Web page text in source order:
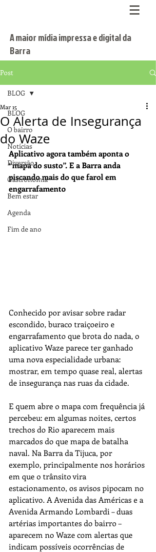
A maior mídia impressa e digital da
Barra
Post
BLOG
O bairro
Notícias
Diversão
Gastronomia
Bem estar
Agenda
Fim de ano
BLOG
O Alerta de Insegurança
do Waze
Mar 15
Aplicativo agora também aponta o
“mapa do susto”. E a Barra anda
piscando mais do que farol em
engarrafamento
Conhecido por avisar sobre radar
escondido, buraco traiçoeiro e
engarrafamento que brota do nada, o
aplicativo Waze parece ter ganhado
uma nova especialidade urbana:
mostrar, em tempo quase real, alertas
de insegurança nas ruas da cidade.
E quem abre o mapa com frequência já
percebeu: em algumas noites, certos
trechos do Rio aparecem mais
marcados do que mapa de batalha
naval. Na Barra da Tijuca, por
exemplo, principalmente nos horários
em que o trânsito vira
estacionamento, os avisos pipocam no
aplicativo. A Avenida das Américas e a
Avenida Armando Lombardi – duas
artérias importantes do bairro –
aparecem no Waze com alertas que
indicam possíveis ocorrências de